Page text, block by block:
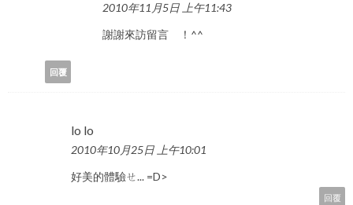
2010年11月5日 上午11:43
謝謝來訪留言 ！^^
回覆
lo lo
2010年10月25日 上午10:01
好美的體驗ㄝ... =D>
回覆